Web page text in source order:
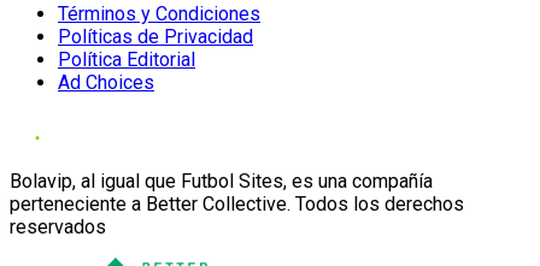
Términos y Condiciones
Políticas de Privacidad
Política Editorial
Ad Choices
Bolavip, al igual que Futbol Sites, es una compañía
perteneciente a Better Collective. Todos los derechos
reservados